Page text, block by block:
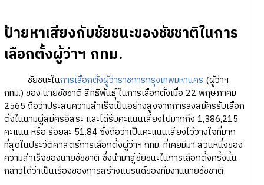
ป้ายหาเสียงกับชัยชนะของชัชชาติในการ
เลือกตั้งผู้ว่าฯ กทม.
ชัยชนะในการเลือกตั้งผู้ว่าราชการกรุงเทพมหานคร (ผู้ว่าฯ
กทม.) ของ นายชัชชาติ สิทธิพันธุ์ ในการเลือกตั้งเมื่อ 22 พฤษภาคม
2565 ถือว่าประสบความสำเร็จเป็นอย่างสูงจากการลงสมัครรับเลือก
ตั้งในนามผู้สมัครอิสระ และได้รับคะแนนเสียงไปมากถึง 1,386,215
คะแนน หรือ ร้อยละ 51.84 ซึ่งถือว่าเป็นคะแนนเสียงไว้วางใจที่มาก
ที่สุดในประวัติศาสตร์การเลือกตั้งผู้ว่าฯ กทม. ที่เคยมีมา ส่วนหนึ่งของ
ความสำเร็จของนายชัชชาติ ซึ่งนำมาสู่ชัยชนะในการเลือกตั้งครั้งนั้น
กล่าวได้ว่าเป็นเรื่องของการสร้างแบรนด์ของทีมงานนายชัชชาติ